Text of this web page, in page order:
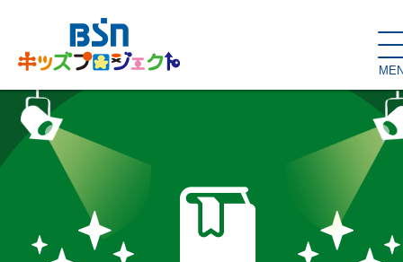
SDGs de
はぐくむコラム
キッズが主役！
親バカグラム キッズイベント